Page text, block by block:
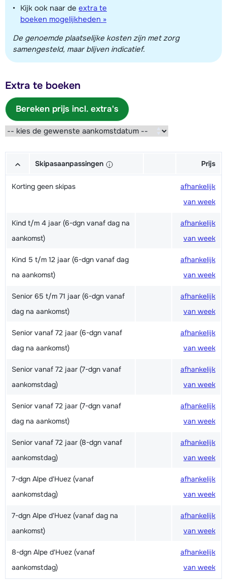
Kijk ook naar de extra te
boeken mogelijkheden »
De genoemde plaatselijke kosten zijn met zorg
samengesteld, maar blijven indicatief.
Extra te boeken
Bereken prijs incl. extra's
Skipasaanpassingen Prijs
Korting geen skipas
afhankelijk
van week
Kind t/m 4 jaar (6-dgn vanaf dag na
aankomst)
afhankelijk
van week
Kind 5 t/m 12 jaar (6-dgn vanaf dag
na aankomst)
afhankelijk
van week
Senior 65 t/m 71 jaar (6-dgn vanaf
dag na aankomst)
afhankelijk
van week
Senior vanaf 72 jaar (6-dgn vanaf
dag na aankomst)
afhankelijk
van week
Senior vanaf 72 jaar (7-dgn vanaf
aankomstdag)
afhankelijk
van week
Senior vanaf 72 jaar (7-dgn vanaf
dag na aankomst)
afhankelijk
van week
Senior vanaf 72 jaar (8-dgn vanaf
aankomstdag)
afhankelijk
van week
7-dgn Alpe d'Huez (vanaf
aankomstdag)
afhankelijk
van week
7-dgn Alpe d'Huez (vanaf dag na
aankomst)
afhankelijk
van week
8-dgn Alpe d'Huez (vanaf
aankomstdag)
afhankelijk
van week